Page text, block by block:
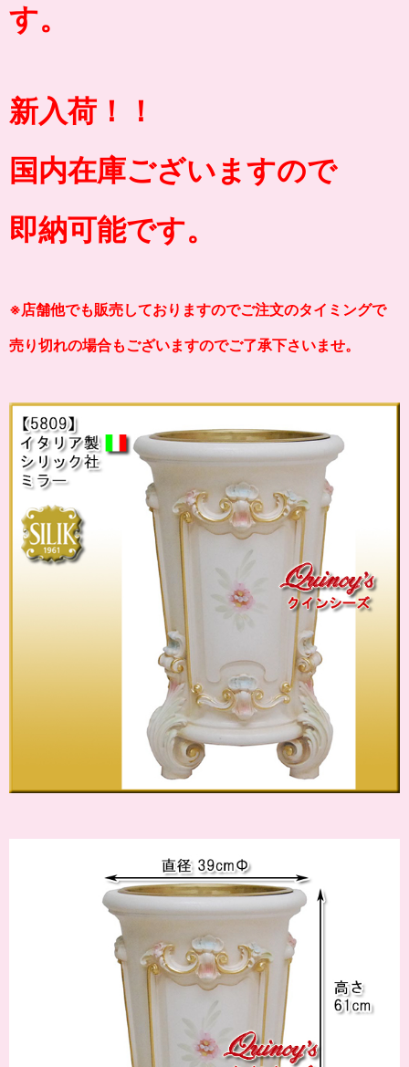
す。
新入荷！！
国内在庫ございますので
即納可能です。
※店舗他でも販売しておりますのでご注文のタイミングで
売り切れの場合もございますのでご了承下さいませ。